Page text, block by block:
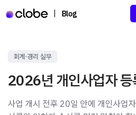
Blog
회계·경리 실무
2026년 개인사업자 등
사업 개시 전후 20일 안에 개인사업